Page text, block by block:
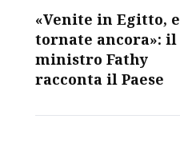
«Venite in Egitto, e
tornate ancora»: il
ministro Fathy
racconta il Paese